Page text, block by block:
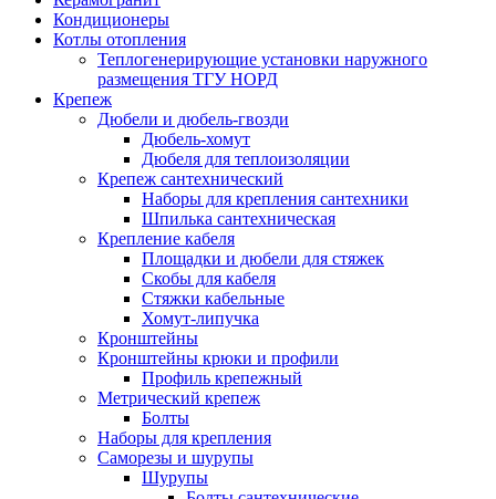
Кондиционеры
Котлы отопления
Теплогенерирующие установки наружного
размещения ТГУ НОРД
Крепеж
Дюбели и дюбель-гвозди
Дюбель-хомут
Дюбеля для теплоизоляции
Крепеж сантехнический
Наборы для крепления сантехники
Шпилька сантехническая
Крепление кабеля
Площадки и дюбели для стяжек
Скобы для кабеля
Стяжки кабельные
Хомут-липучка
Кронштейны
Кронштейны крюки и профили
Профиль крепежный
Метрический крепеж
Болты
Наборы для крепления
Саморезы и шурупы
Шурупы